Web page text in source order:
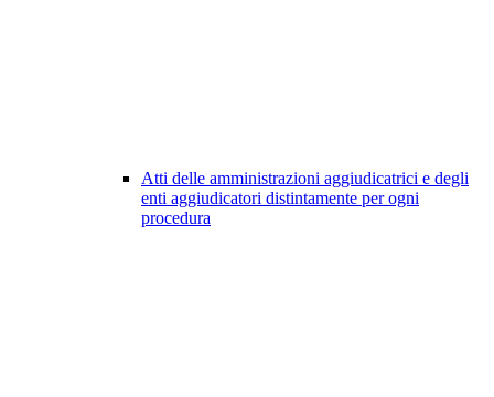
Atti delle amministrazioni aggiudicatrici e degli
enti aggiudicatori distintamente per ogni
procedura